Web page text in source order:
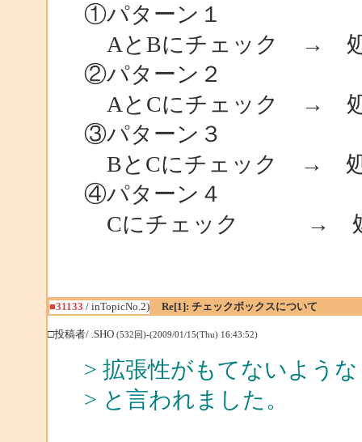
①パターン１
AとBにチェック → 処
②パターン２
AとCにチェック → 処
③パターン３
BとCにチェック → 処
④パターン４
Cにチェック → 処
■31133 / inTopicNo.2) Re[1]: チェックボックスについて
□投稿者/ .SHO (532回)-(2009/01/15(Thu) 16:43:52)
> 拡張性がもてないよう
> と言われました。